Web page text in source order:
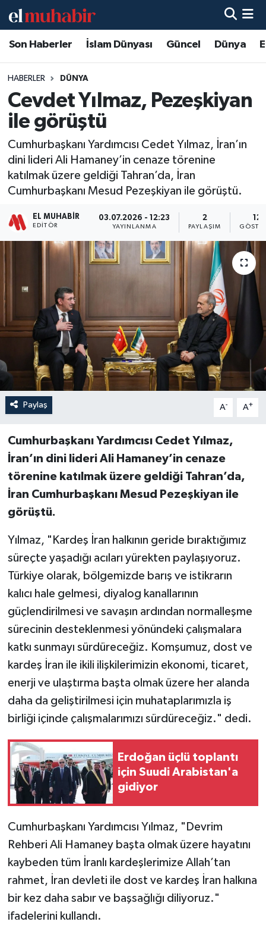
Son Haberler İslam Dünyası Güncel Dünya
HABERLER DÜNYA
Cevdet Yılmaz, Pezeşkiyan
ile görüştü
Cumhurbaşkanı Yardımcısı Cedet Yılmaz, İran’ın
dini lideri Ali Hamaney’in cenaze törenine
katılmak üzere geldiği Tahran’da, İran
Cumhurbaşkanı Mesud Pezeşkiyan ile görüştü.
EL MUHABIR
EDITÖR
03.07.2026 - 12:23
YAYINLANMA
2
PAYLAŞIM
12
Paylaş A- A+
Cumhurbaşkanı Yardımcısı Cedet Yılmaz,
İran’ın dini lideri Ali Hamaney’in cenaze
törenine katılmak üzere geldiği Tahran’da,
İran Cumhurbaşkanı Mesud Pezeşkiyan ile
görüştü.
Yılmaz, "Kardeş İran halkının geride bıraktığımız
süreçte yaşadığı acıları yürekten paylaşıyoruz.
Türkiye olarak, bölgemizde barış ve istikrarın
kalıcı hale gelmesi, diyalog kanallarının
güçlendirilmesi ve savaşın ardından normalleşme
sürecinin desteklenmesi yönündeki çalışmalara
katkı sunmayı sürdüreceğiz. Komşumuz, dost ve
kardeş İran ile ikili ilişkilerimizin ekonomi, ticaret,
enerji ve ulaştırma başta olmak üzere her alanda
daha da geliştirilmesi için muhataplarımızla iş
birliği içinde çalışmalarımızı sürdüreceğiz." dedi.
Erdoğan üçlü toplantı
için Suudi Arabistan'a
gidiyor
Cumhurbaşkanı Yardımcısı Yılmaz, "Devrim
Rehberi Ali Hamaney başta olmak üzere hayatını
kaybeden tüm İranlı kardeşlerimize Allah’tan
rahmet, İran devleti ile dost ve kardeş İran halkına
bir kez daha sabır ve başsağlığı diliyoruz."
ifadelerini kullandı.
Hava Durumu
Trafik Durumu
Süper Lig Puan Durumu ve Fikstür
Son Dakika Haberleri
Haber Arşivi